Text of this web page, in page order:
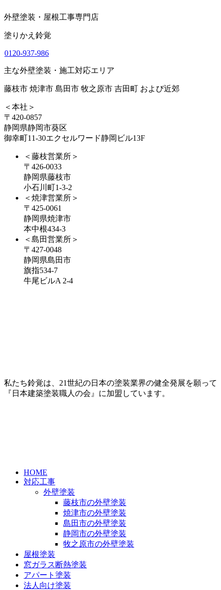
外壁塗装・屋根工事専門店
塗りかえ鈴覚
0120-937-986
主な外壁塗装・施工対応エリア
藤枝市 焼津市 島田市 牧之原市 吉田町 および近郊
＜本社＞
〒420-0857
静岡県静岡市葵区
御幸町11-30エクセルワード静岡ビル13F
＜藤枝営業所＞
〒426-0033
静岡県藤枝市
小石川町1-3-2
＜焼津営業所＞
〒425-0061
静岡県焼津市
本中根434-3
＜島田営業所＞
〒427-0048
静岡県島田市
旗指534-7
牛尾ビルA 2-4
私たち鈴覚は、21世紀の日本の塗装業界の健全発展を願って
『日本建築塗装職人の会』に加盟しています。
HOME
対応工事
外壁塗装
藤枝市の外壁塗装
焼津市の外壁塗装
島田市の外壁塗装
静岡市の外壁塗装
牧之原市の外壁塗装
屋根塗装
窓ガラス断熱塗装
アパート塗装
法人向け塗装